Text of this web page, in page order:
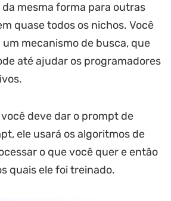
mesma forma para outras
quase todos os nichos. Você
mecanismo de busca, que
até ajudar os programadores
deve dar o prompt de
ele usará os algoritmos de
o que você quer e então
quais ele foi treinado.